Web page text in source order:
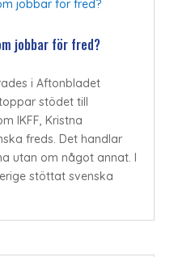
jobbar för fred?
i Aftonbladet
stödet till
IKFF, Kristna
freds. Det handlar
utan om något annat. I
stöttat svenska